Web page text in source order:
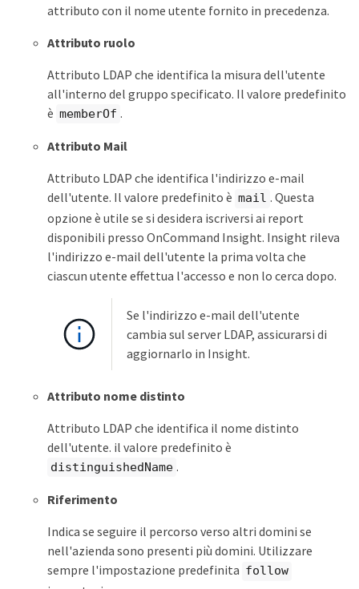
attributo con il nome utente fornito in precedenza.
Attributo ruolo
Attributo LDAP che identifica la misura dell'utente
all'interno del gruppo specificato. Il valore predefinito
è memberOf .
Attributo Mail
Attributo LDAP che identifica l'indirizzo e-mail
dell'utente. Il valore predefinito è mail . Questa
opzione è utile se si desidera iscriversi ai report
disponibili presso OnCommand Insight. Insight rileva
l'indirizzo e-mail dell'utente la prima volta che
ciascun utente effettua l'accesso e non lo cerca dopo.
Se l'indirizzo e-mail dell'utente
cambia sul server LDAP, assicurarsi di
aggiornarlo in Insight.
Attributo nome distinto
Attributo LDAP che identifica il nome distinto
dell'utente. il valore predefinito è
distinguishedName .
Riferimento
Indica se seguire il percorso verso altri domini se
nell'azienda sono presenti più domini. Utilizzare
sempre l'impostazione predefinita follow